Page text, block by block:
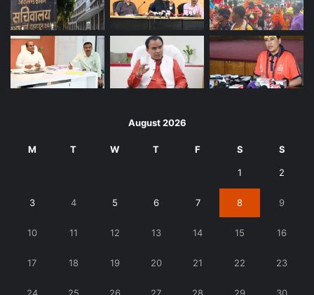
August 2026
M T W T F S S
1 2
3 4 5 6 7 8 9
10 11 12 13 14 15 16
17 18 19 20 21 22 23
24 25 26 27 28 29 30